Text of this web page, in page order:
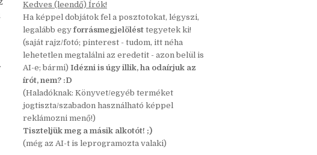
JELÖLJÜK A FORRÁSOKAT!
Kedves (leendő) Írók!
Ha képpel dobjátok fel a posztotokat, légyszi,
legalább egyforrásmegjelölésttegyetek ki!
(saját rajz/fotó; pinterest - tudom, itt néha
lehetetlen megtalálni az eredetit - azon belül is
AI-e; bármi)Idézni is úgy illik, ha odaírjuk az
írót, nem? :D
(Haladóknak: Könyvet/egyéb terméket
jogtiszta/szabadon használható képpel